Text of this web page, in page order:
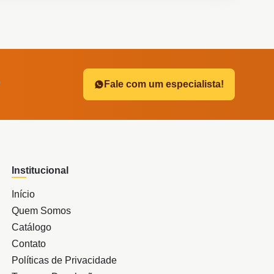
Fale com um especialista!
Institucional
Início
Quem Somos
Catálogo
Contato
Políticas de Privacidade